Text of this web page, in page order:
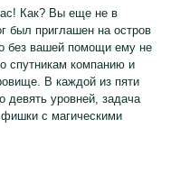
Как? Вы еще не в
был приглашен на остров
без вашей помощи ему не
спутникам компанию и
В каждой из пяти
девять уровней, задача
с магическими